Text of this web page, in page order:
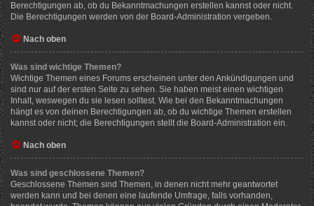
Berechtigungen ab, ob du Bekanntmachungen erstellen kannst oder nicht.
Die Berechtigungen werden von der Board-Administration vergeben.
Nach oben
Was sind wichtige Themen?
Wichtige Themen eines Forums erscheinen unter den Ankündigungen und
sind nur auf der ersten Seite zu sehen. Sie haben meist einen wichtigen
Inhalt, weswegen du sie lesen solltest. Wie bei den Bekanntmachungen
hängt es von deinen Berechtigungen ab, ob du wichtige Themen erstellen
kannst oder nicht; die Berechtigungen stellt die Board-Administration ein.
Nach oben
Was sind geschlossene Themen?
Geschlossene Themen sind Themen, in denen nicht mehr geantwortet
werden kann und bei denen eine laufende Umfrage, falls vorhanden,